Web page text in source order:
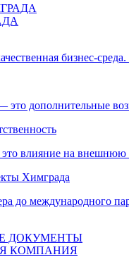
бизнес-
дополнительные
влияние на внешнюю
Химграда
до международного
ДОКУМЕНТЫ
КОМПАНИЯ